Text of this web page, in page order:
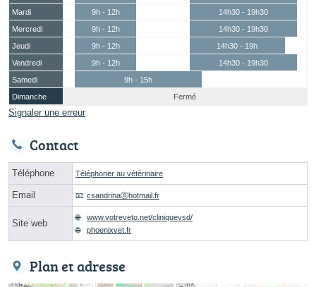
Mardi
9h - 12h
14h30 - 19h30
Mercredi
9h - 12h
14h30 - 19h30
Jeudi
9h - 12h
14h30 - 19h
Vendredi
9h - 12h
14h30 - 19h30
Samedi
9h - 15h
Dimanche
Fermé
Signaler une erreur
Contact
Téléphone Téléphoner au vétérinaire
Email csandrinaⓐhotmail.fr
Site web
www.votreveto.net/cliniquevsd/
phoenixvet.fr
Plan et adresse